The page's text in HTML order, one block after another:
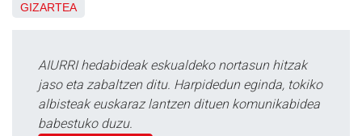
GIZARTEA
AIURRI hedabideak eskualdeko nortasun hitzak
jaso eta zabaltzen ditu. Harpidedun eginda, tokiko
albisteak euskaraz lantzen dituen komunikabidea
babestuko duzu.